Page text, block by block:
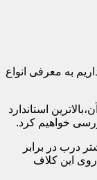
به معرفی انواع
استاندارد
خواهیم کرد.
درب در برابر
پروفیل عمودی محیطی جوش می شود و در انتها ورق فولادی با ضخامت ۰.۷ الی ۱.۵ میلیمتر بر روی این کلاف